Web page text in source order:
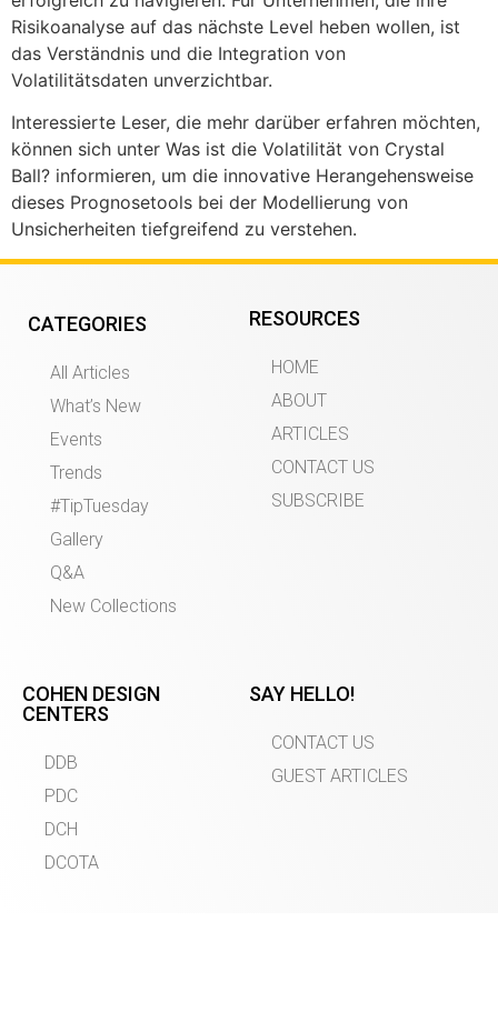
Risikoanalyse auf das nächste Level heben wollen, ist
das Verständnis und die Integration von
Volatilitätsdaten unverzichtbar.
Interessierte Leser, die mehr darüber erfahren möchten,
können sich unter Was ist die Volatilität von Crystal
Ball? informieren, um die innovative Herangehensweise
dieses Prognosetools bei der Modellierung von
Unsicherheiten tiefgreifend zu verstehen.
CATEGORIES
All Articles
What’s New
Events
Trends
#TipTuesday
Gallery
Q&A
New Collections
RESOURCES
HOME
ABOUT
ARTICLES
CONTACT US
SUBSCRIBE
COHEN DESIGN
CENTERS
DDB
PDC
DCH
DCOTA
SAY HELLO!
CONTACT US
GUEST ARTICLES